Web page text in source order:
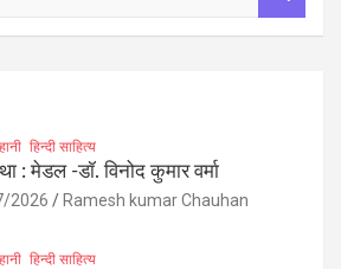
हिन्दी साहित्य
: मेडल -डॉ. विनोद कुमार वर्मा
2026 Ramesh kumar Chauhan
हिन्दी साहित्य